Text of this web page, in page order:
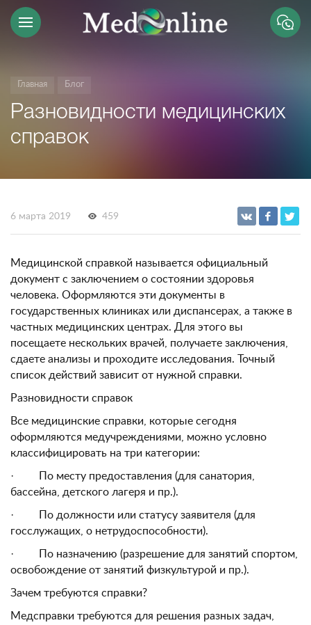
Главная Блог
Разновидности медицинских
справок
6 марта 2019 459
Медицинской справкой называется официальный
документ с заключением о состоянии здоровья
человека. Оформляются эти документы в
государственных клиниках или диспансерах, а также в
частных медицинских центрах. Для этого вы
посещаете нескольких врачей, получаете заключения,
сдаете анализы и проходите исследования. Точный
список действий зависит от нужной справки.
Разновидности справок
Все медицинские справки, которые сегодня
оформляются медучреждениями, можно условно
классифицировать на три категории:
· По месту предоставления (для санатория,
бассейна, детского лагеря и пр.).
· По должности или статусу заявителя (для
госслужащих, о нетрудоспособности).
· По назначению (разрешение для занятий спортом,
освобождение от занятий физкультурой и пр.).
Зачем требуются справки?
Медсправки требуются для решения разных задач,